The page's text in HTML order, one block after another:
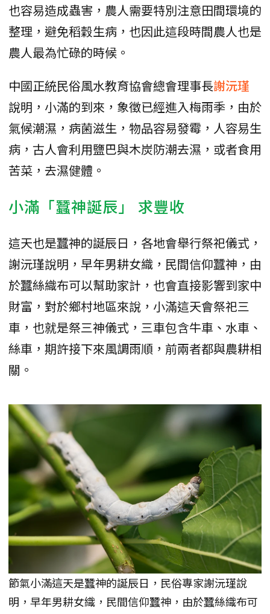
也容易造成蟲害，農人需要特別注意田間環境的
整理，避免稻穀生病，也因此這段時間農人也是
農人最為忙碌的時候。
中國正統民俗風水教育協會總會理事長謝沅瑾
說明，小滿的到來，象徵已經進入梅雨季，由於
氣候潮濕，病菌滋生，物品容易發霉，人容易生
病，古人會利用鹽巴與木炭防潮去濕，或者食用
苦菜，去濕健體。
小滿「蠶神誕辰」 求豐收
這天也是蠶神的誕辰日，各地會舉行祭祀儀式，
謝沅瑾說明，早年男耕女織，民間信仰蠶神，由
於蠶絲織布可以幫助家計，也會直接影響到家中
財富，對於鄉村地區來說，小滿這天會祭祀三
車，也就是祭三神儀式，三車包含牛車、水車、
絲車，期許接下來風調雨順，前兩者都與農耕相
關。
節氣小滿這天是蠶神的誕辰日，民俗專家謝沅瑾說
明，早年男耕女織，民間信仰蠶神，由於蠶絲織布可